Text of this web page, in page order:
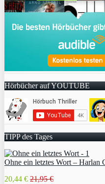
Hörbücher auf YOUTUBE
TIPP des Tages
Ohne ein letztes Wort – Harlan
20,44 € 21,95 €